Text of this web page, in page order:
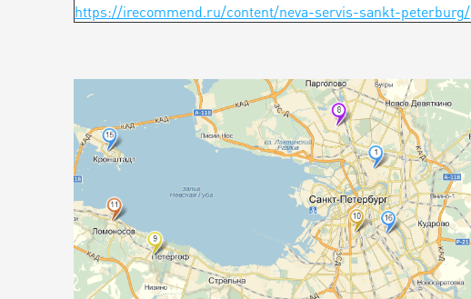
https://irecommend.ru/content/neva-servis-sankt-peterburg/